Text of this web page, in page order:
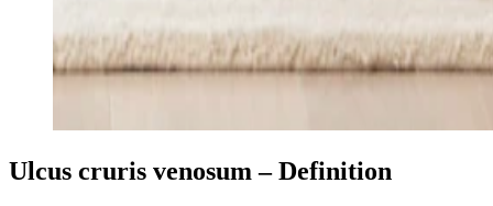
Ulcus cruris venosum – Definition